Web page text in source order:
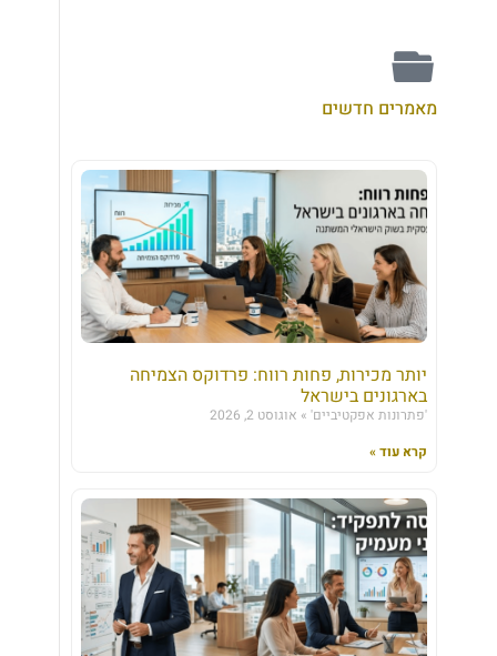
מאמרים חדשים
יותר מכירות, פחות רווח: פרדוקס הצמיחה
בארגונים בישראל
'פתרונות אפקטיביים'
אוגוסט 2, 2026
קרא עוד »